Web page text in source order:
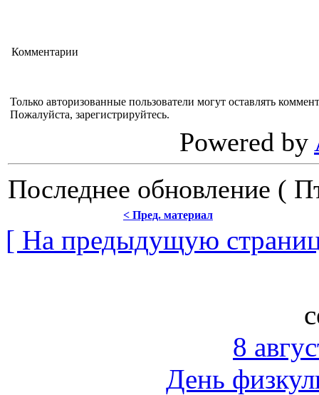
Комментарии
Только авторизованные пользователи могут оставлять
Пожалуйста, зарегистрируйтесь.
Powered by
Последнее обновление (
< Пред. материал
[ На предыдущую
8
День